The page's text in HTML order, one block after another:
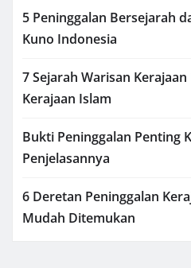
5 Peninggalan Bersejarah
Kuno Indonesia
7 Sejarah Warisan
Kerajaan Islam
Bukti Peninggalan Penting
Penjelasannya
6 Deretan Peninggalan
Mudah Ditemukan